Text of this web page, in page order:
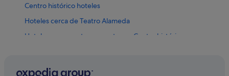
Centro histórico hoteles
Hoteles cerca de Teatro Alameda
Hoteles que aceptan mascotas en Centro histórico
Hoteles cerca de Auditorio Rocío Jurado